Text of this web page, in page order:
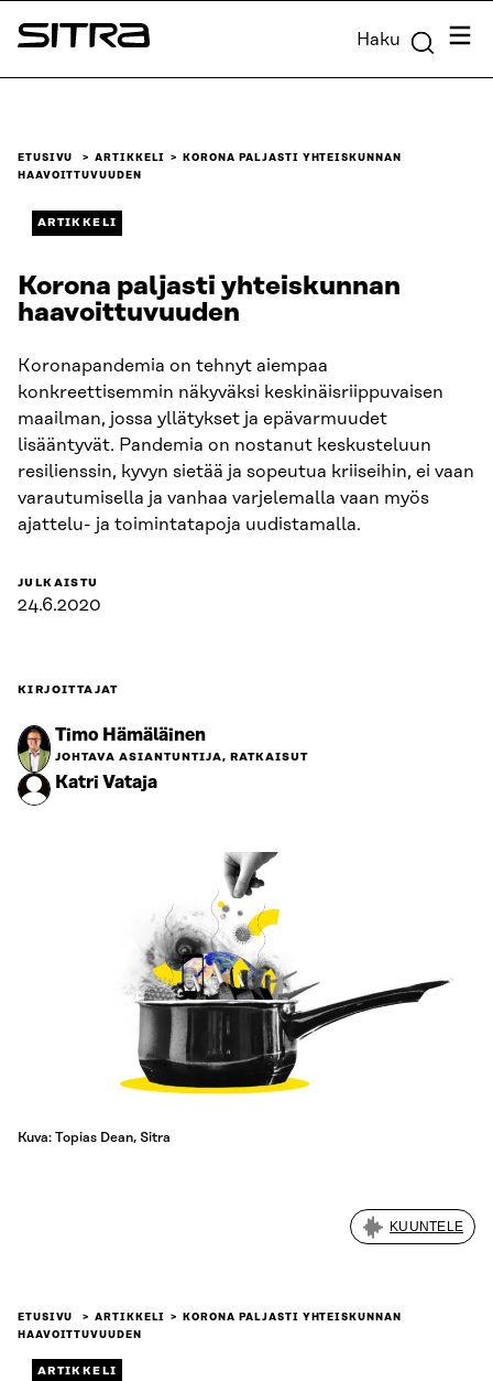
Siirry
suoraan
Sitra Haku
ETUSIVU ARTIKKELI
KORONA PALJASTI YHTEISKUNNAN
HAAVOITTUVUUDEN
ARTIKKELI
Korona paljasti yhteiskunnan
haavoittuvuuden
Koronapandemia on tehnyt aiempaa
konkreettisemmin näkyväksi keskinäisriippuvaisen
maailman, jossa yllätykset ja epävarmuudet
lisääntyvät. Pandemia on nostanut keskusteluun
resilienssin, kyvyn sietää ja sopeutua kriiseihin, ei vaan
varautumisella ja vanhaa varjelemalla vaan myös
ajattelu- ja toimintatapoja uudistamalla.
JULKAISTU
24.6.2020
KIRJOITTAJAT
Timo Hämäläinen
JOHTAVA ASIANTUNTIJA, RATKAISUT
Katri Vataja
Kuva: Topias Dean, Sitra
KUUNTELE
ETUSIVU ARTIKKELI
KORONA PALJASTI YHTEISKUNNAN
HAAVOITTUVUUDEN
ARTIKKELI